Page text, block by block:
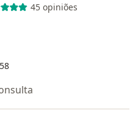
45 opiniões